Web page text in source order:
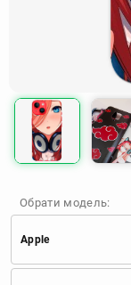
Обрати модель:
Apple